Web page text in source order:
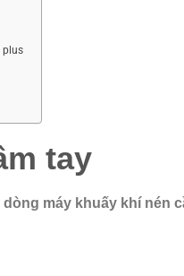
plus
tay
máy khuấy khí nén